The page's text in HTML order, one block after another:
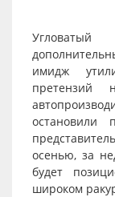
имидж
претензий
остановили
осенью, за
будет
широком